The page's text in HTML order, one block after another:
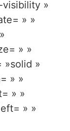
»
» »
» »
»solid »
» »
» »
» »